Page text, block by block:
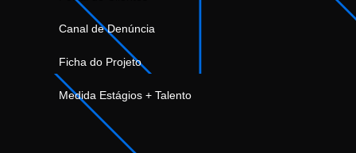
Canal de Denúncia
Ficha do Projeto
Medida Estágios + Talento